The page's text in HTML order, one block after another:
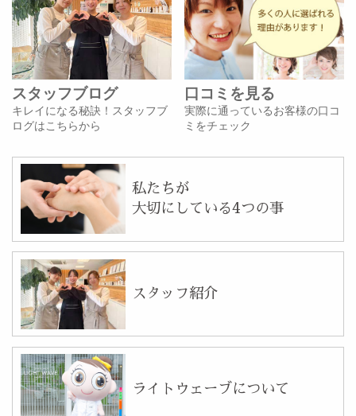
スタッフブログ
キレイになる秘訣！スタッフブ
ログはこちらから
口コミを見る
実際に通っているお客様の口コ
ミをチェック
私たちが
大切にしている4つの事
スタッフ紹介
ライトウェーブについて